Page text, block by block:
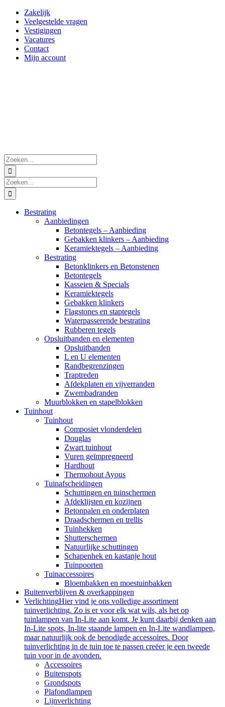
naar
inhoud
Zakelijk
Veelgestelde vragen
Vestigingen
Vacatures
Contact
Mijn account
Zoeken
naar:
Zoeken
naar:
Bestrating
Aanbiedingen
Betontegels – Aanbieding
Gebakken klinkers – Aanbieding
Keramiektegels – Aanbieding
Bestrating
Betonklinkers en Betonstenen
Betontegels
Kasseien & Specials
Keramiektegels
Gebakken klinkers
Flagstones en staptegels
Waterpasserende bestrating
Rubberen tegels
Opsluitbanden en elementen
Opsluitbanden
L en U elementen
Randbegrenzingen
Traptreden
Afdekplaten en vijverranden
Zwembadranden
Muurblokken en stapelblokken
Tuinhout
Tuinhout
Composiet vlonderdelen
Douglas
Zwart tuinhout
Vuren geïmpregneerd
Hardhout
Thermohout Ayous
Tuinafscheidingen
Schuttingen en tuinschermen
Afdeklijsten en kozijnen
Betonpalen en onderplaten
Draadschermen en trellis
Tuinhekken
Shutterschermen
Natuurlijke schuttingen
Schapenhek en kastanje hout
Tuinpoorten
Tuinaccessoires
Bloembakken en moestuinbakken
Buitenverblijven & overkappingen
VerlichtingHier vind je ons volledige assortiment
tuinverlichting. Zo is er voor elk wat wils, als het op
tuinlampen van In-Lite aan komt. Je kunt daarbij denken aan
In-Lite spots, In-lite staande lampen en In-Lite wandlampen,
maar natuurlijk ook de benodigde accessoires. Door
tuinverlichting in de tuin toe te passen creëer je een tweede
tuin voor in de avonden.
Accessoires
Buitenspots
Grondspots
Plafondlampen
Lijnverlichting